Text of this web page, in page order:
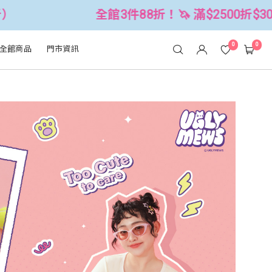
🦄 滿$2500折$300 (可累折）
館商品 門市資訊 0 0